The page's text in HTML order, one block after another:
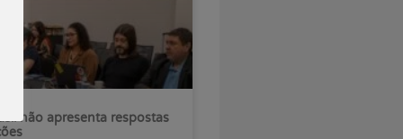
não apresenta respostas